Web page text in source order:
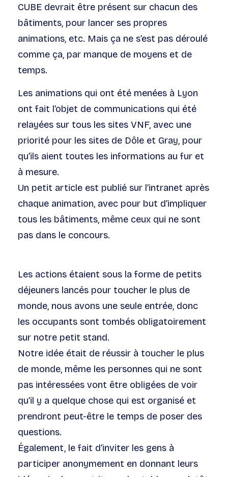
CUBE devrait être présent sur chacun des
bâtiments, pour lancer ses propres
animations, etc. Mais ça ne s’est pas déroulé
comme ça, par manque de moyens et de
temps.
Les animations qui ont été menées à Lyon
ont fait l’objet de communications qui été
relayées sur tous les sites VNF, avec une
priorité pour les sites de Dôle et Gray, pour
qu’ils aient toutes les informations au fur et
à mesure.
Un petit article est publié sur l’intranet après
chaque animation, avec pour but d’impliquer
tous les bâtiments, même ceux qui ne sont
pas dans le concours.
Les actions étaient sous la forme de petits
déjeuners lancés pour toucher le plus de
monde, nous avons une seule entrée, donc
les occupants sont tombés obligatoirement
sur notre petit stand.
Notre idée était de réussir à toucher le plus
de monde, même les personnes qui ne sont
pas intéressées vont être obligées de voir
qu’il y a quelque chose qui est organisé et
prendront peut-être le temps de poser des
questions.
Également, le fait d’inviter les gens à
participer anonymement en donnant leurs